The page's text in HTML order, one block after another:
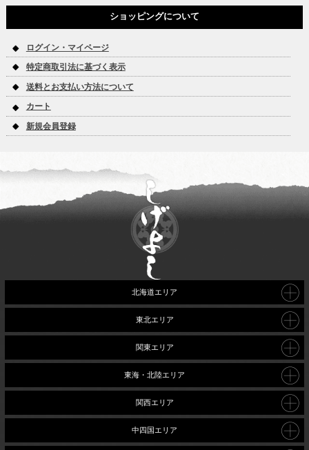
ショッピングについて
ログイン・マイページ
特定商取引法に基づく表示
送料とお支払い方法について
カート
新規会員登録
北海道エリア
東北エリア
関東エリア
東海・北陸エリア
関西エリア
中四国エリア